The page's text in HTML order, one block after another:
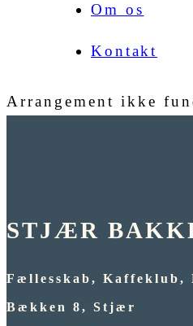
Om os
Kontakt
Arrangement ikke
STJÆR
Fællesskab, Kaffeklub,
Bækken 8, Stjær